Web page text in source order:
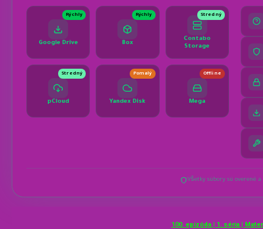
100. epizóda | 1. séria |